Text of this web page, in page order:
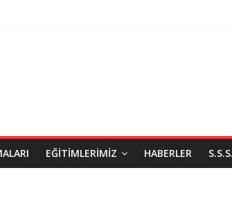
EĞITIMLERIMIZ HABERLER S.S.S.